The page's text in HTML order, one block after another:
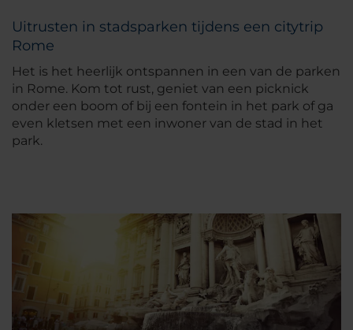
Uitrusten in stadsparken tijdens een citytrip
Rome
Het is het heerlijk ontspannen in een van de parken
in Rome. Kom tot rust, geniet van een picknick
onder een boom of bij een fontein in het park of ga
even kletsen met een inwoner van de stad in het
park.